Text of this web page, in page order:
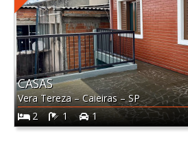
CASAS
Vera Tereza–Caieiras–SP
2
1 1